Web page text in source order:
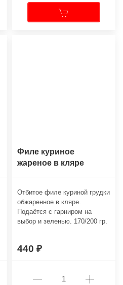
Филе куриное
жареное в кляре
Отбитое филе куриной грудки
обжаренное в кляре.
Подаётся с гарниром на
выбор и зеленью. 170/200 гр.
440